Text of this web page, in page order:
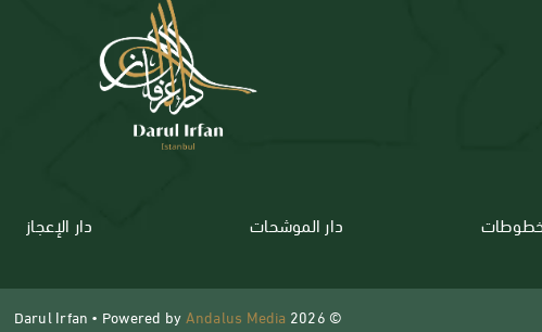
دار الموشحات دار الإعجاز
© 2026 Darul Irfan • Powered by
Andalus Media